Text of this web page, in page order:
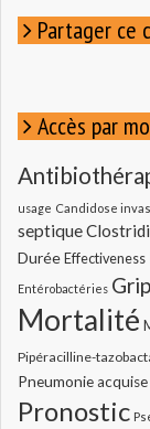
Partager ce
Accès par
usage Candidose
septique
Durée Effectiveness
Entérobactéries
Mortalité
Pipéracilline-
Pneumonie
Pronostic